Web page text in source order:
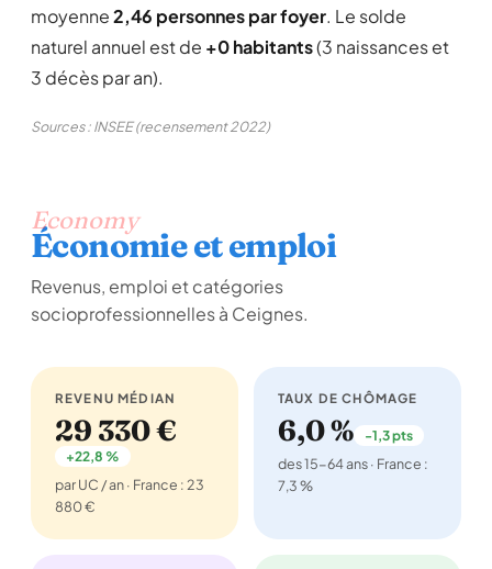
moyenne2,46 personnes par foyer. Le solde
naturel annuel est de +0 habitants(3 naissances et
3 décès par an).
Sources : INSEE (recensement 2022)
Economy
Économie et emploi
Revenus, emploi et catégories
socioprofessionnelles à Ceignes.
REVENU MÉDIAN
29 330 €
+22,8 %
par UC / an · France : 23
880 €
TAUX DE CHÔMAGE
6,0 % -1,3 pts
des 15-64 ans · France :
7,3 %